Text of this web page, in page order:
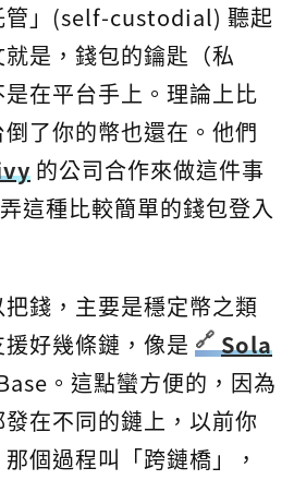
管」(self-custodial) 聽起
是，錢包的鑰匙（私
在平台手上。理論上比
了你的幣也還在。他們
的公司合作來做這件事
這種比較簡單的錢包登入
錢，主要是穩定幣之類
好幾條鏈，像是
Sola
。這點蠻方便的，因為
在不同的鏈上，以前你
個過程叫「跨鏈橋」，